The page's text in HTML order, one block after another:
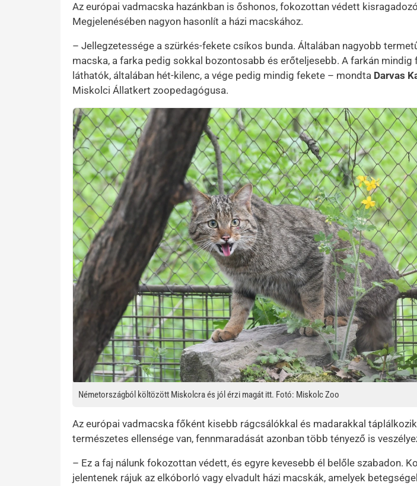
Az európai vadmacska hazánkban is őshonos, fokozottan védett
Megjelenésében nagyon hasonlít a házi macskához.
– Jellegzetessége a szürkés-fekete csíkos bunda. Általában nagyobb
macska, a farka pedig sokkal bozontosabb és erőteljesebb. A farkán mindig
láthatók, általában hét-kilenc, a vége pedig mindig fekete – mondta Darvas
Miskolci Állatkert zoopedagógusa.
Kép
Németországból költözött Miskolcra és jól érzi magát itt. Fotó: Miskolc Zoo
Az európai vadmacska főként kisebb rágcsálókkal és madarakkal
természetes ellensége van, fennmaradását azonban több tényező is
– Ez a faj nálunk fokozottan védett, és egyre kevesebb él belőle szabadon.
jelentenek rájuk az elkóborló vagy elvadult házi macskák, amelyek